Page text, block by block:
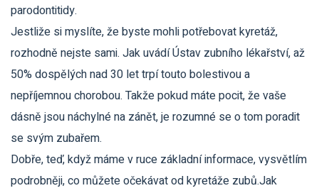
parodontitidy.
Jestliže si myslíte, že byste mohli potřebovat kyretáž,
rozhodně nejste sami. Jak uvádí Ústav zubního lékařství, až
50% dospělých nad 30 let trpí touto bolestivou a
nepříjemnou chorobou. Takže pokud máte pocit, že vaše
dásně jsou náchylné na zánět, je rozumné se o tom poradit
se svým zubařem.
Dobře, teď, když máme v ruce základní informace, vysvětlím
podrobněji, co můžete očekávat od kyretáže zubů.Jak